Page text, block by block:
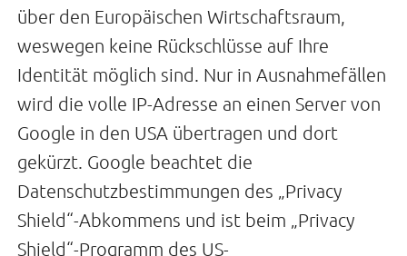
über den Europäischen Wirtschaftsraum,
weswegen keine Rückschlüsse auf Ihre
Identität möglich sind. Nur in Ausnahmefällen
wird die volle IP-Adresse an einen Server von
Google in den USA übertragen und dort
gekürzt. Google beachtet die
Datenschutzbestimmungen des „Privacy
Shield“-Abkommens und ist beim „Privacy
Shield“-Programm des US-